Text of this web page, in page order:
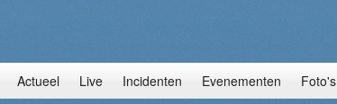
Actueel Live Incidenten Evenementen Foto's